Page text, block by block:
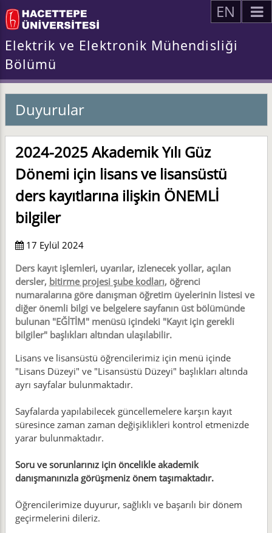
EN
Elektrik ve Elektronik Mühendisliği
Bölümü
Duyurular
2024-2025 Akademik Yılı Güz
Dönemi için lisans ve lisansüstü
ders kayıtlarına ilişkin ÖNEMLİ
bilgiler
17 Eylül 2024
Ders kayıt işlemleri, uyarılar, izlenecek yollar, açılan
dersler, bitirme projesi şube kodları, öğrenci
numaralarına göre danışman öğretim üyelerinin listesi ve
diğer önemli bilgi ve belgelere sayfanın üst bölümünde
bulunan "EĞİTİM" menüsü içindeki "Kayıt için gerekli
bilgiler" başlıkları altından ulaşılabilir.
Lisans ve lisansüstü öğrencilerimiz için menü içinde
"Lisans Düzeyi" ve "Lisansüstü Düzeyi" başlıkları altında
ayrı sayfalar bulunmaktadır.
Sayfalarda yapılabilecek güncellemelere karşın kayıt
süresince zaman zaman değişiklikleri kontrol etmenizde
yarar bulunmaktadır.
Soru ve sorunlarınız için öncelikle akademik
danışmanınızla görüşmeniz önem taşımaktadır.
Öğrencilerimize duyurur, sağlıklı ve başarılı bir dönem
geçirmelerini dileriz.